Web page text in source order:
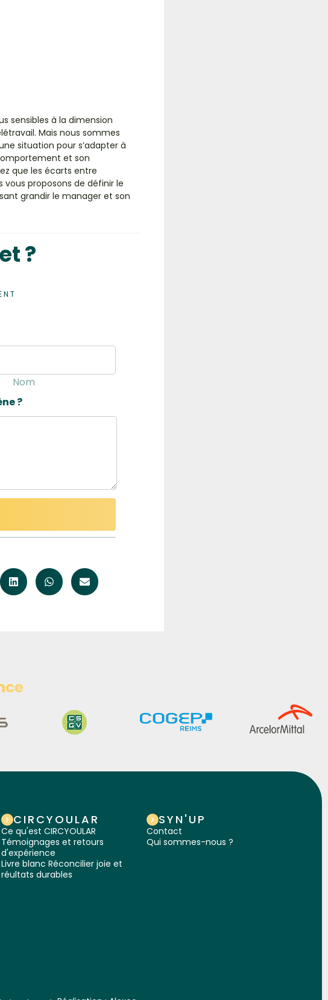
sensibles à la dimension
Mais nous sommes
situation pour s’adapter à
et son
que les écarts entre
vous proposons de définir le
grandir le manager et son
?
Nom
?
CIRCYOULAR
Ce qu'est CIRCYOULAR
Témoignages et retours
d'expérience
Livre blanc Réconcilier joie et
réultats durables
SYN'UP
Contact
Qui sommes-nous ?